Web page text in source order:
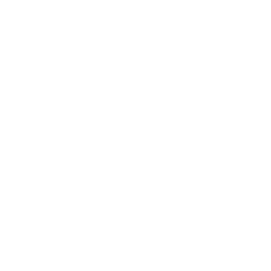
が宿る仕上がりをご提案します。後悔しないお庭づくり
年でボロボロになってしまうこともあります。その点、
ス費用まで見据えた賢いお庭づくりを、専門家の視点か
ランク上の製品を予算内で提供することが可能です。関
工芝なら、万が一汚れても中性洗剤とモップを使用し
を直接かけたり火気を近づけすぎたりすることには注意